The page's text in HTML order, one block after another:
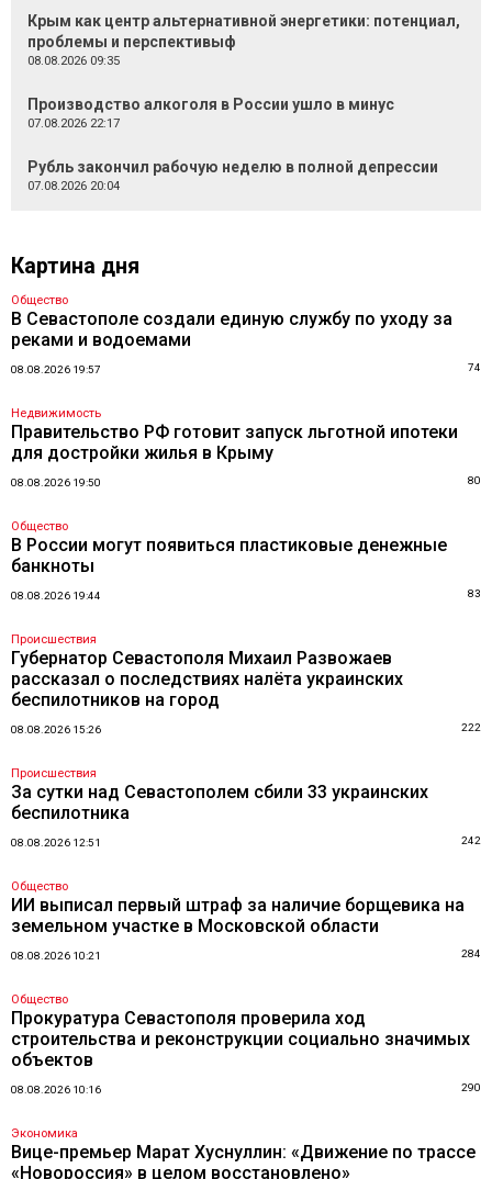
Крым как центр альтернативной энергетики: потенциал,
проблемы и перспективыф
08.08.2026 09:35
Производство алкоголя в России ушло в минус
07.08.2026 22:17
Рубль закончил рабочую неделю в полной депрессии
07.08.2026 20:04
Картина дня
Общество
В Севастополе создали единую службу по уходу за
реками и водоемами
08.08.2026 19:57 74
Недвижимость
Правительство РФ готовит запуск льготной ипотеки
для достройки жилья в Крыму
08.08.2026 19:50 80
Общество
В России могут появиться пластиковые денежные
банкноты
08.08.2026 19:44 83
Происшествия
Губернатор Севастополя Михаил Развожаев
рассказал о последствиях налёта украинских
беспилотников на город
08.08.2026 15:26 222
Происшествия
За сутки над Севастополем сбили 33 украинских
беспилотника
08.08.2026 12:51 242
Общество
ИИ выписал первый штраф за наличие борщевика на
земельном участке в Московской области
08.08.2026 10:21 284
Общество
Прокуратура Севастополя проверила ход
строительства и реконструкции социально значимых
объектов
08.08.2026 10:16 290
Экономика
Вице-премьер Марат Хуснуллин: «Движение по трассе
«Новороссия» в целом восстановлено»